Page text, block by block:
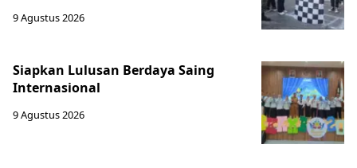
9 Agustus 2026
Siapkan Lulusan Berdaya Saing
Internasional
9 Agustus 2026